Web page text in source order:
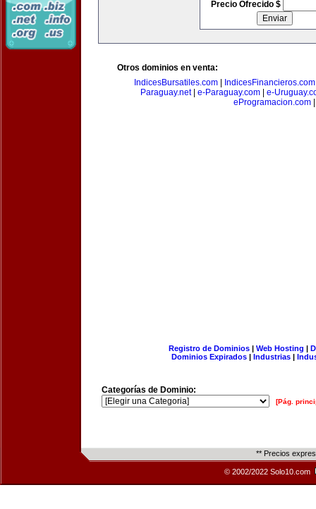
Precio Ofrecido $
Otros dominios en venta:
IndicesBursatiles.com
IndicesFinancieros.com
Paraguay.net| e-Paraguay.com| e-
eProgramacion.com
Registro de Dominios| Web Hosting |
Dominios Expirados | Industrias |
Categorías de Dominio:
[Pág.
** Precios
© 2002/2022 Solo10.com